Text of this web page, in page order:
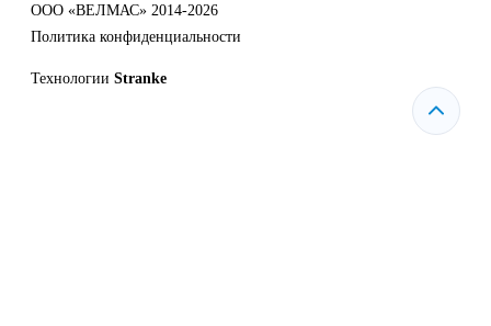
ООО «ВЕЛМАС» 2014-2026
Политика конфиденциальности
Технологии Stranke